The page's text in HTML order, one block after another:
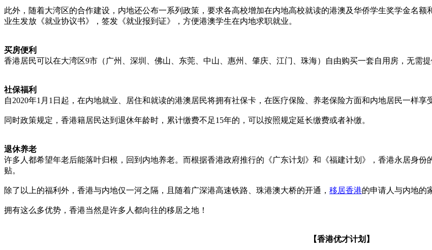
此外，随着大湾区的合作建设，内地还公布一系列政策，要求各高校增加在内地高校就读的港澳及华侨学生奖学金名
业生发放《就业协议书》，签发《就业报到证》，方便港澳学生在内地求职就业。
买房便利
香港居民可以在大湾区9市（广州、深圳、佛山、东莞、中山、惠州、肇庆、江门、珠海）自由购买一套自用房，无需提
社保福利
自2020年1月1日起，在内地就业、居住和就读的港澳居民将拥有社保卡，在医疗保险、养老保险方面和内地居民一样享
同时政策规定，香港籍居民达到退休年龄时，累计缴费不足15年的，可以按照规定延长缴费或者补缴。
退休养老
许多人都希望年老后能落叶归根，回到内地养老。而根据香港政府推行的《广东计划》和《福建计划》，香港永居身
贴。
除了以上的福利外，香港与内地仅一河之隔，且随着广深港高速铁路、珠港澳大桥的开通， 移居香港的申请人与内地的
拥有这么多优势，香港当然是许多人都向往的移居之地！
【香港优才计划】